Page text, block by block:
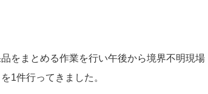
をまとめる作業を行い午後から境界不明現場
1件行ってきました。